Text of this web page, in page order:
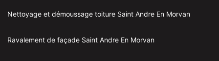
Nettoyage et démoussage toiture Saint Andre En Morvan
Ravalement de façade Saint Andre En Morvan